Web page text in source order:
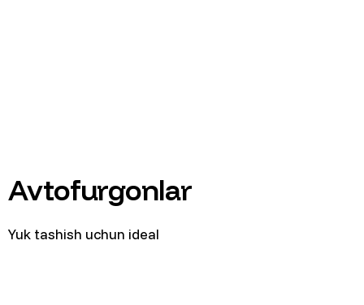
Avtofurgonlar
Yuk tashish uchun ideal